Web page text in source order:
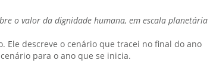
o valor da dignidade humana, em escala planetária
Ele descreve o cenário que tracei no final do ano
para o ano que se inicia.